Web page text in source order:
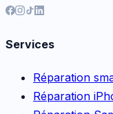
Services
Réparation
Réparation